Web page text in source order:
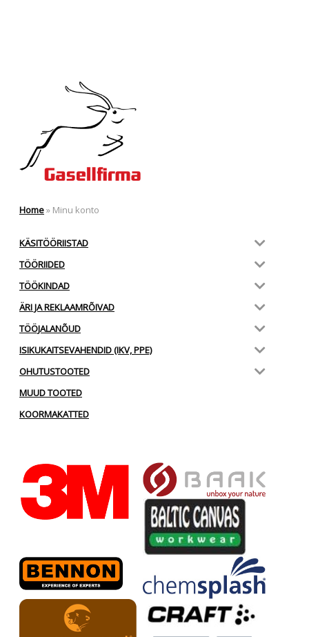
Home» Minu konto
KÄSITÖÖRIISTAD
TÖÖRIIDED
TÖÖKINDAD
ÄRI JA REKLAAMRÕIVAD
TÖÖJALANÕUD
ISIKUKAITSEVAHENDID (IKV, PPE)
OHUTUSTOOTED
MUUD TOOTED
KOORMAKATTED